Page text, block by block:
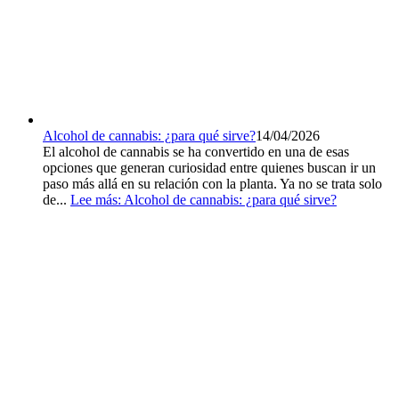
Alcohol de cannabis: ¿para qué sirve?14/04/2026
El alcohol de cannabis se ha convertido en una de esas
opciones que generan curiosidad entre quienes buscan ir un
paso más allá en su relación con la planta. Ya no se trata solo
de... Lee más: Alcohol de cannabis: ¿para qué sirve?